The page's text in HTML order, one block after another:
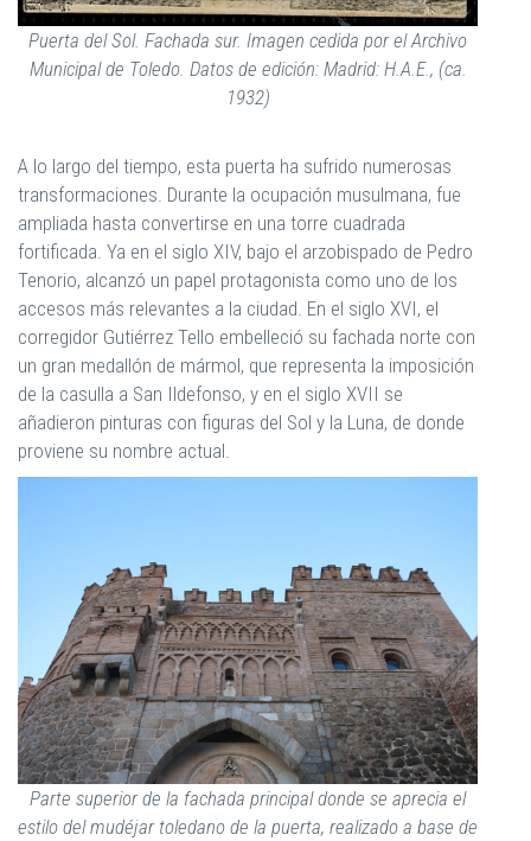
Puerta del Sol. Fachada sur. Imagen cedida por el Archivo
Municipal de Toledo. Datos de edición: Madrid: H.A.E., (ca.
1932)
A lo largo del tiempo, esta puerta ha sufrido numerosas
transformaciones. Durante la ocupación musulmana, fue
ampliada hasta convertirse en una torre cuadrada
fortificada. Ya en el siglo XIV, bajo el arzobispado de Pedro
Tenorio, alcanzó un papel protagonista como uno de los
accesos más relevantes a la ciudad. En el siglo XVI, el
corregidor Gutiérrez Tello embelleció su fachada norte con
un gran medallón de mármol, que representa la imposición
de la casulla a San Ildefonso, y en el siglo XVII se
añadieron pinturas con figuras del Sol y la Luna, de donde
proviene su nombre actual.
Parte superior de la fachada principal donde se aprecia el
estilo del mudéjar toledano de la puerta, realizado a base de